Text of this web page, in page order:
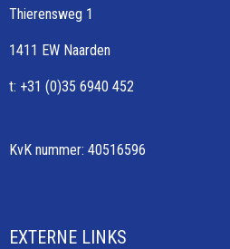
Thierensweg 1
1411 EW Naarden
t: +31 (0)35 6940 452
KvK nummer: 40516596
EXTERNE LINKS